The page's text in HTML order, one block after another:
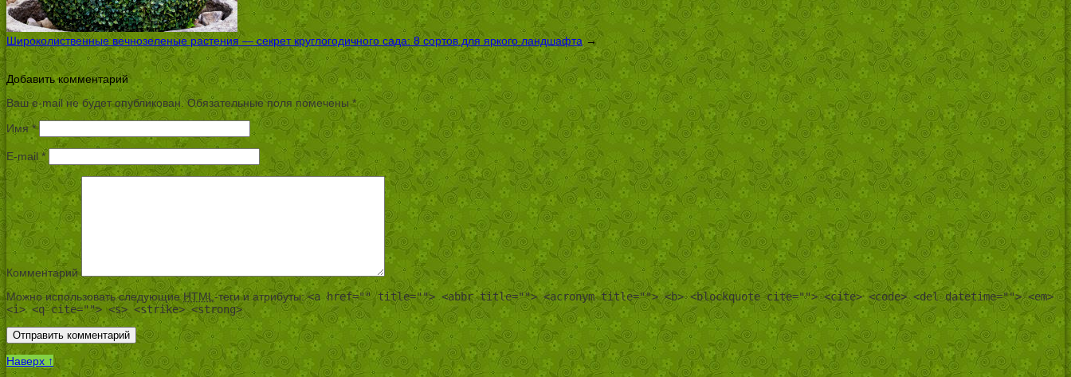
Широколиственные вечнозеленые растения — секрет круглогодичного сада: 8 сортов для яркого ландшафта→
Добавить комментарий
Ваш e-mail не будет опубликован.Обязательные поля помечены*
Имя*
E-mail *
Комментарий
Можно использовать следующиеHTML-теги и атрибуты:<a href="" title=""> <abbr title=""> <acronym title=""> <b> <blockquote cite=""> <cite> <code> <del datetime=""> <em>
<i> <q cite=""> <s> <strike> <strong>
Наверх ↑